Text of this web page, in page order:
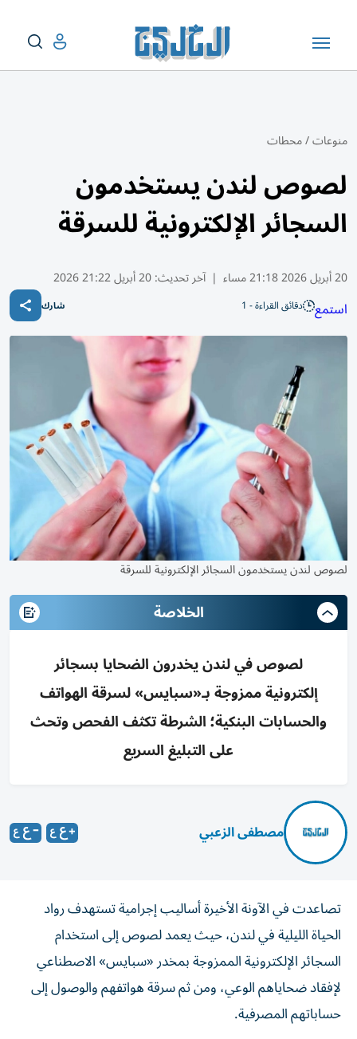
منوعات/محطات
لصوص لندن يستخدمون
السجائر الإلكترونية للسرقة
20 أبريل 2026 21:18 مساء | آخر تحديث:20 أبريل 21:22 2026
استمع دقائق القراءة - 1 شارك
لصوص لندن يستخدمون السجائر الإلكترونية للسرقة
الخلاصة
لصوص في لندن يخدرون الضحايا بسجائر
إلكترونية ممزوجة بـ«سبايس» لسرقة الهواتف
والحسابات البنكية؛ الشرطة تكثف الفحص وتحث
على التبليغ السريع
مصطفى الزعبي
تصاعدت في الآونة الأخيرة أساليب إجرامية تستهدف رواد
الحياة الليلية في لندن، حيث يعمد لصوص إلى استخدام
السجائر الإلكترونية الممزوجة بمخدر «سبايس» الاصطناعي
لإفقاد ضحاياهم الوعي، ومن ثم سرقة هواتفهم والوصول إلى
حساباتهم المصرفية.